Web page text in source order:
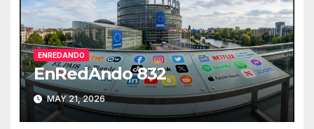
ENREDANDO
EnRedAndo 832
MAY 21, 2026